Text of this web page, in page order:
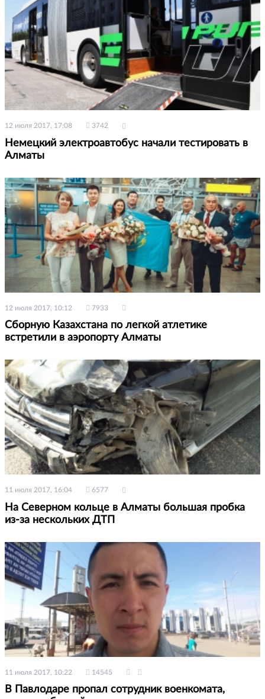
12 июля 2017, 17:08 3742
Немецкий электроавтобус начали тестировать в
Алматы
12 июля 2017, 10:12 7933
Сборную Казахстана по легкой атлетике
встретили в аэропорту Алматы
11 июля 2017, 16:04 6577
На Северном кольце в Алматы большая пробка
из-за нескольких ДТП
11 июля 2017, 10:22 14545
В Павлодаре пропал сотрудник военкомата,